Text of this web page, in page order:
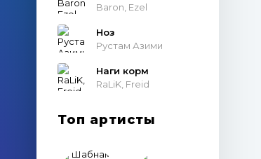
Baron, Ezel
Ноз
Рустам Азими
Наги корм
RaLiK, Freid
Топ артисты